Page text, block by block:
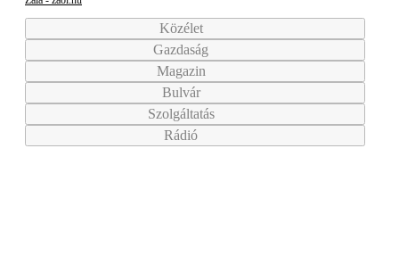
Közélet
Gazdaság
Magazin
Bulvár
Szolgáltatás
Rádió